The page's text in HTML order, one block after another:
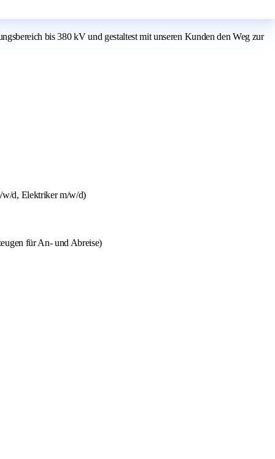
bis 380 kV und gestaltest mit unseren Kunden den Weg zur
w/d, Elektriker m/w/d)
für An- und Abreise)